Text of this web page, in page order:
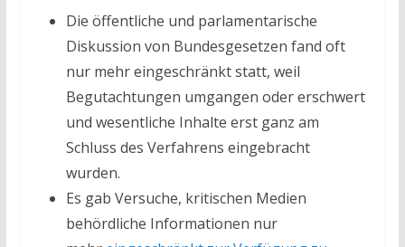
Die öffentliche und parlamentarische
Diskussion von Bundesgesetzen fand oft
nur mehr eingeschränkt statt, weil
Begutachtungen umgangen oder erschwert
und wesentliche Inhalte erst ganz am
Schluss des Verfahrens eingebracht
wurden.
Es gab Versuche, kritischen Medien
behördliche Informationen nur